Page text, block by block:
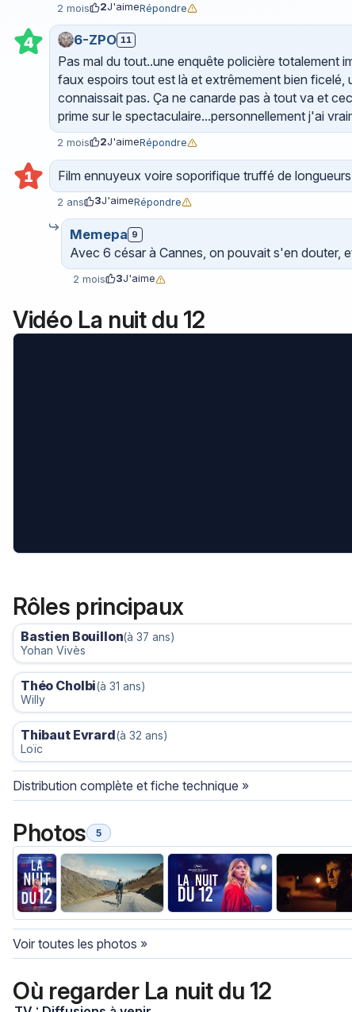
2 mois 2J'aimeRépondre
4 6-ZPO 11
Pas mal du tout..une enquête policière totalement
faux espoirs tout est là et extrêmement bien
connaissait pas. Ça ne canarde pas à tout va et
prime sur le spectaculaire...personnellement j'ai
2 mois 2J'aimeRépondre
1 Film ennuyeux voire soporifique truffé de
2 ans 3J'aimeRépondre
Memepa 9
Avec 6 césar à Cannes, on pouvait s'en douter,
2 mois 3J'aime
Vidéo La nuit du 12
Rôles principaux
Bastien Bouillon(à 37 ans)
Yohan Vivès
Théo Cholbi(à 31 ans)
Willy
Thibaut Evrard(à 32 ans)
Loïc
Distribution complète et fiche technique »
Photos 5
Voir toutes les photos »
Où regarder La nuit du 12